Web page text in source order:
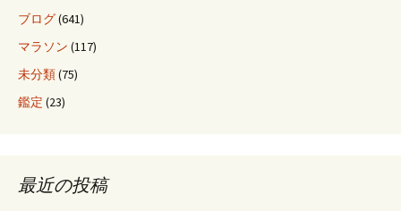
ブログ(641)
マラソン (117)
未分類(75)
鑑定 (23)
最近の投稿